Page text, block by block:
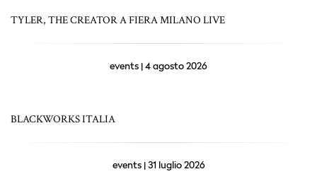
TYLER, THE CREATOR A FIERA MILANO LIVE
events | 4 agosto 2026
BLACKWORKS ITALIA
events | 31 luglio 2026